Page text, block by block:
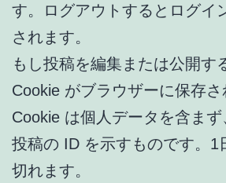
す。ログアウトするとログイ
されます。
もし投稿を編集または公開す
Cookie がブラウザーに保存
Cookie は個人データを含ま
投稿の ID を示すものです。1
切れます。